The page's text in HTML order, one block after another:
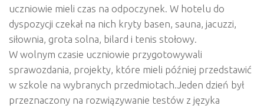
uczniowie mieli czas na odpoczynek. W hotelu do
dyspozycji czekał na nich kryty basen, sauna, jacuzzi,
siłownia, grota solna, bilard i tenis stołowy.
W wolnym czasie uczniowie przygotowywali
sprawozdania, projekty, które mieli później przedstawić
w szkole na wybranych przedmiotach.Jeden dzień był
przeznaczony na rozwiązywanie testów z języka